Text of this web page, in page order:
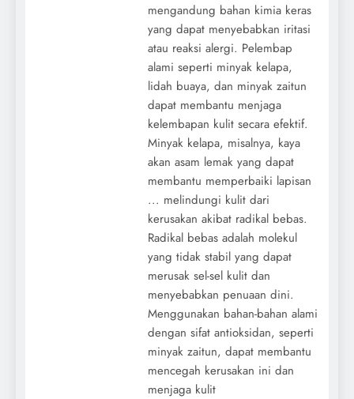
mengandung bahan kimia keras
yang dapat menyebabkan iritasi
atau reaksi alergi. Pelembap
alami seperti minyak kelapa,
lidah buaya, dan minyak zaitun
dapat membantu menjaga
kelembapan kulit secara efektif.
Minyak kelapa, misalnya, kaya
akan asam lemak yang dapat
membantu memperbaiki lapisan
... melindungi kulit dari
kerusakan akibat radikal bebas.
Radikal bebas adalah molekul
yang tidak stabil yang dapat
merusak sel-sel kulit dan
menyebabkan penuaan dini.
Menggunakan bahan-bahan alami
dengan sifat antioksidan, seperti
minyak zaitun, dapat membantu
mencegah kerusakan ini dan
menjaga kulit